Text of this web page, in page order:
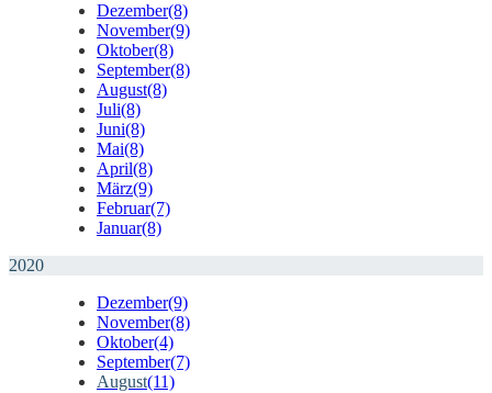
Dezember(8)
November(9)
Oktober(8)
September(8)
August(8)
Juli(8)
Juni(8)
Mai(8)
April(8)
März(9)
Februar(7)
Januar(8)
2020
Dezember(9)
November(8)
Oktober(4)
September(7)
August(11)